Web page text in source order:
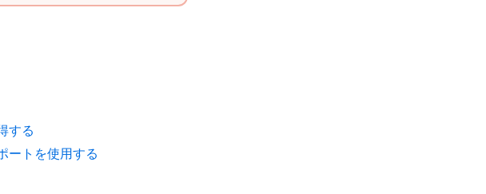
する
ートを使用する